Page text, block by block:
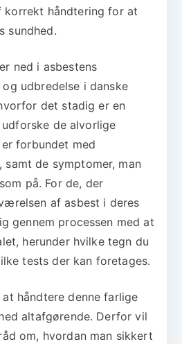
korrekt håndtering for at
sundhed.
ned i asbestens
udbredelse i danske
det stadig er en
de alvorlige
forbundet med
samt de symptomer, man
på. For de, der
af asbest i deres
gennem processen med at
herunder hvilke tegn du
tests der kan foretages.
håndtere denne farlige
altafgørende. Derfor vil
om, hvordan man sikkert